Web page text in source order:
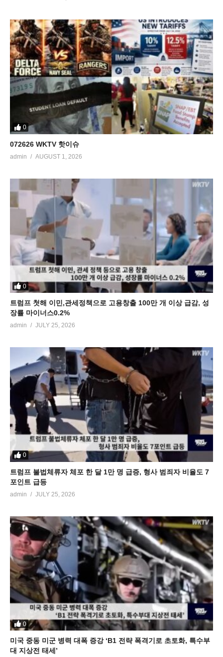
0
072626 WKTV 핫이슈
admin AUGUST 1, 2026
0
트럼프 첫해 이민,관세정책으로 고용창출 100만 개 이상 급감, 성
장률 마이너스0.2%
admin JULY 25, 2026
0
트럼프 불법체류자 체포 한 달 1만 명 급증, 형사 범죄자 비율도 7
포인트 급등
admin JULY 25, 2026
0
미국 중동 미군 병력 대폭 증강 ‘B1 전략 폭격기로 초토화, 특수부
대 지상전 태세’